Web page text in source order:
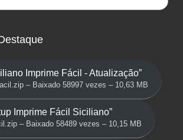
Imprime Fácil - Atualização”
– Baixado 58997 vezes – 10,63 MB
Imprime Fácil Siciliano”
– Baixado 58489 vezes – 10,15 MB